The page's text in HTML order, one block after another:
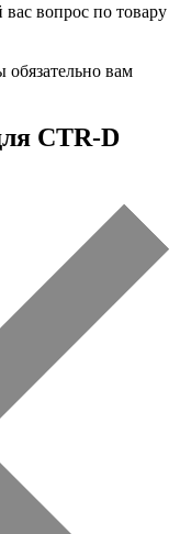
вопрос по товару
вам
CTR-D